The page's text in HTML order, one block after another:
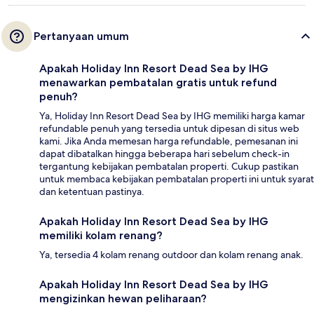
Pertanyaan umum
Apakah Holiday Inn Resort Dead Sea by IHG
menawarkan pembatalan gratis untuk refund
penuh?
Ya, Holiday Inn Resort Dead Sea by IHG memiliki harga kamar
refundable penuh yang tersedia untuk dipesan di situs web
kami. Jika Anda memesan harga refundable, pemesanan ini
dapat dibatalkan hingga beberapa hari sebelum check-in
tergantung kebijakan pembatalan properti. Cukup pastikan
untuk membaca kebijakan pembatalan properti ini untuk syarat
dan ketentuan pastinya.
Apakah Holiday Inn Resort Dead Sea by IHG
memiliki kolam renang?
Ya, tersedia 4 kolam renang outdoor dan kolam renang anak.
Apakah Holiday Inn Resort Dead Sea by IHG
mengizinkan hewan peliharaan?